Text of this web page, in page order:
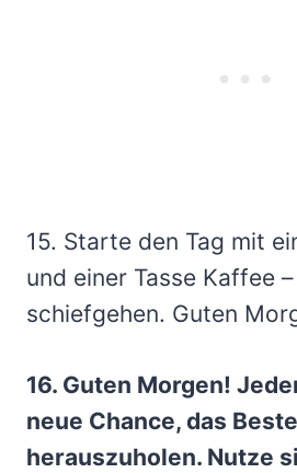
15. Starte den Tag mit
und einer Tasse Kaffee
schiefgehen. Guten
16. Guten Morgen!
neue Chance, das
herauszuholen. Nutze